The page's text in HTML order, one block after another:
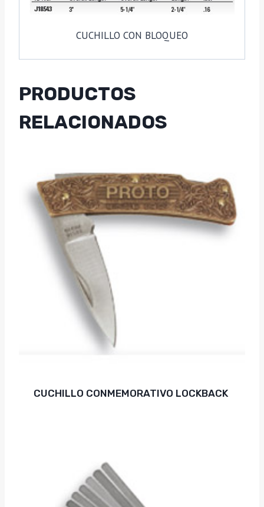
CUCHILLO CON BLOQUEO
PRODUCTOS
RELACIONADOS
CUCHILLO CONMEMORATIVO LOCKBACK